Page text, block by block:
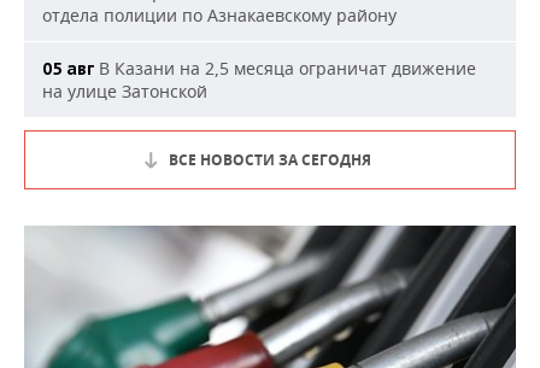
отдела полиции по Азнакаевскому району
05 авг В Казани на 2,5 месяца ограничат движение
на улице Затонской
ВСЕ НОВОСТИ ЗА СЕГОДНЯ